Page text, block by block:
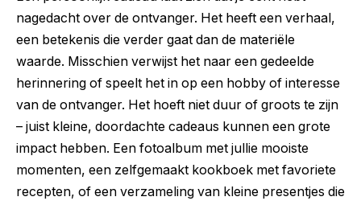
nagedacht over de ontvanger. Het heeft een verhaal,
een betekenis die verder gaat dan de materiële
waarde. Misschien verwijst het naar een gedeelde
herinnering of speelt het in op een hobby of interesse
van de ontvanger. Het hoeft niet duur of groots te zijn
– juist kleine, doordachte cadeaus kunnen een grote
impact hebben. Een fotoalbum met jullie mooiste
momenten, een zelfgemaakt kookboek met favoriete
recepten, of een verzameling van kleine presentjes die